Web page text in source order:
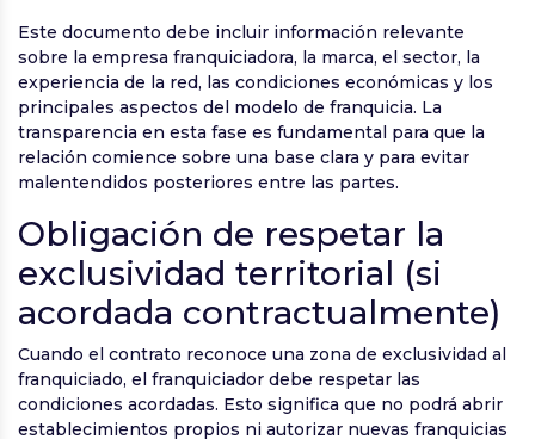
Este documento debe incluir información relevante
sobre la empresa franquiciadora, la marca, el sector, la
experiencia de la red, las condiciones económicas y los
principales aspectos del modelo de franquicia. La
transparencia en esta fase es fundamental para que la
relación comience sobre una base clara y para evitar
malentendidos posteriores entre las partes.
Obligación de respetar la
exclusividad territorial (si
acordada contractualmente)
Cuando el contrato reconoce una zona de exclusividad al
franquiciado, el franquiciador debe respetar las
condiciones acordadas. Esto significa que no podrá abrir
establecimientos propios ni autorizar nuevas franquicias